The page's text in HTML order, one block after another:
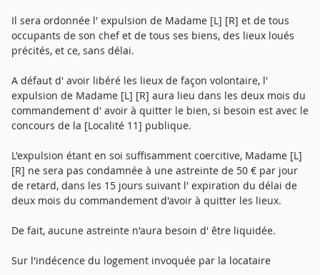
Il sera ordonnée l' expulsion de Madame [L] [R] et de tous
occupants de son chef et de tous ses biens, des lieux loués
précités, et ce, sans délai.
A défaut d' avoir libéré les lieux de façon volontaire, l'
expulsion de Madame [L] [R] aura lieu dans les deux mois du
commandement d' avoir à quitter le bien, si besoin est avec le
concours de la [Localité 11] publique.
L'expulsion étant en soi suffisamment coercitive, Madame [L]
[R] ne sera pas condamnée à une astreinte de 50 € par jour
de retard, dans les 15 jours suivant l' expiration du délai de
deux mois du commandement d'avoir à quitter les lieux.
De fait, aucune astreinte n'aura besoin d' être liquidée.
Sur l'indécence du logement invoquée par la locataire